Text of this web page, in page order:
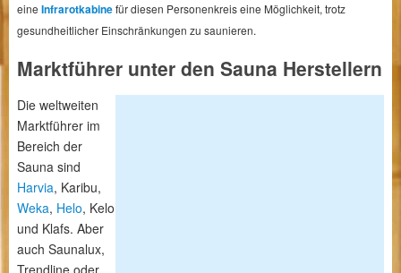
eine Infrarotkabinefür diesen Personenkreis eine Möglichkeit, trotz
gesundheitlicher Einschränkungen zu saunieren.
Marktführer unter den Sauna Herstellern
Die weltweiten
Marktführer im
Bereich der
Sauna sind
Harvia, Karibu,
Weka, Helo, Kelo
und Klafs. Aber
auch Saunalux,
Trendline oder